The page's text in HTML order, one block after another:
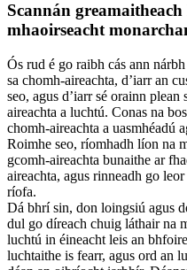
Scannán
mhaoirseacht
Ós rud é go raibh cás ann
sa chomh-aireachta, d’iarr an
seo, agus d’iarr sé orainn
aireachta a luchtú. Conas na
chomh-aireachta a uasmhéadú
Roimhe seo, ríomhadh líon na
gcomh-aireachta bunaithe ar
aireachta, agus rinneadh go
ríofa.
Dá bhrí sin, don loingsiú agus
dul go díreach chuig láthair na
luchtú in éineacht leis an
luchtaithe is fearr, agus ord an